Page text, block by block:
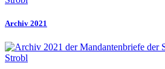
Archiv 2021